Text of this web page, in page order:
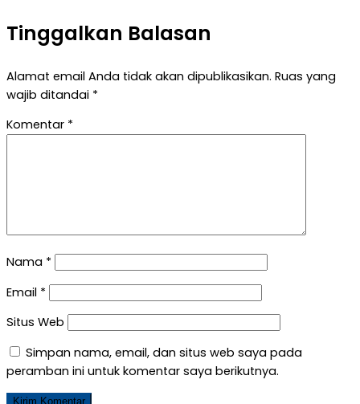
Tinggalkan Balasan
Alamat email Anda tidak akan dipublikasikan. Ruas yang
wajib ditandai *
Komentar *
Nama *
Email *
Situs Web
Simpan nama, email, dan situs web saya pada
peramban ini untuk komentar saya berikutnya.